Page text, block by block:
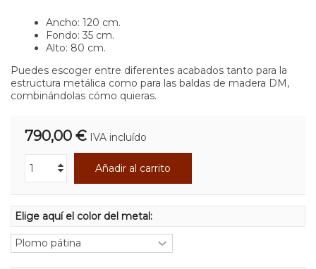
Ancho: 120 cm.
Fondo: 35 cm.
Alto: 80 cm.
Puedes escoger entre diferentes acabados tanto para la
estructura metálica como para las baldas de madera DM,
combinándolas cómo quieras.
790,00 € IVA incluído
Añadir al carrito
Elige aquí el color del metal: